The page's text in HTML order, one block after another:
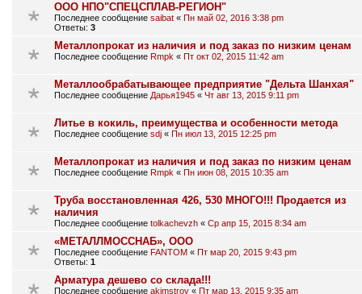
ООО НПО"СПЕЦСПЛАВ-РЕГИОН"
Последнее сообщение saibat « Пн май 02, 2016 3:38 pm
Ответы: 3
Металлопрокат из наличия и под заказ по низким ценам
Последнее сообщение Rmpk « Пт окт 02, 2015 11:42 am
Металлообрабатывающее предприятие "Дельта Шанхая"
Последнее сообщение Дарья1945 « Чт авг 13, 2015 9:11 pm
Литье в кокиль, преимущества и особенности метода
Последнее сообщение sdj « Пн июл 13, 2015 12:25 pm
Металлопрокат из наличия и под заказ по низким ценам
Последнее сообщение Rmpk « Пн июн 08, 2015 10:35 am
Труба восстановленная 426, 530 МНОГО!!! Продается из
наличия
Последнее сообщение tolkachevzh « Ср апр 15, 2015 8:34 am
«МЕТАЛЛМОССНАБ», ООО
Последнее сообщение FANTOM « Пт мар 20, 2015 9:43 pm
Ответы: 1
Арматура дешево со склада!!!
Последнее сообщение akimstroy « Пт мар 13, 2015 9:35 am